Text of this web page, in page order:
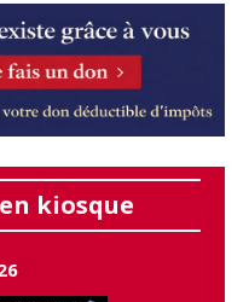
kiosque